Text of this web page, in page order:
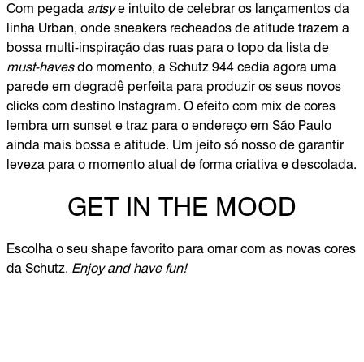
Com pegada artsye intuito de celebrar os lançamentos da
linha Urban, onde sneakers recheados de atitude trazem a
bossa multi-inspiração das ruas para o topo da lista de
must-havesdo momento, a Schutz 944 cedia agora uma
parede em degradê perfeita para produzir os seus novos
clicks com destino Instagram. O efeito com mix de cores
lembra um sunset e traz para o endereço em São Paulo
ainda mais bossa e atitude. Um jeito só nosso de garantir
leveza para o momento atual de forma criativa e descolada.
GET IN THE MOOD
Escolha o seu shape favorito para ornar com as novas cores
da Schutz. Enjoy and have fun!